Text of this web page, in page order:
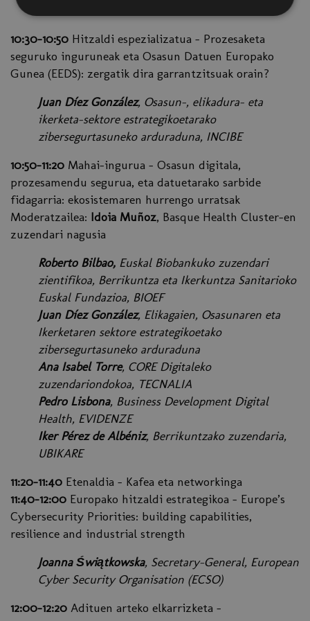
10:30-10:50 Hitzaldi espezializatua - Prozesaketa
seguruko inguruneak eta Osasun Datuen Europako
Gunea (EEDS): zergatik dira garrantzitsuak orain?
Juan Díez González, Osasun-, elikadura- eta
ikerketa-sektore estrategikoetarako
zibersegurtasuneko arduraduna, INCIBE
10:50-11:20 Mahai-ingurua - Osasun digitala,
prozesamendu segurua, eta datuetarako sarbide
fidagarria: ekosistemaren hurrengo urratsak
Moderatzailea: Idoia Muñoz, Basque Health Cluster-en
zuzendari nagusia
Roberto Bilbao, Euskal Biobankuko zuzendari
zientifikoa, Berrikuntza eta Ikerkuntza Sanitarioko
Euskal Fundazioa, BIOEF
Juan Díez González, Elikagaien, Osasunaren eta
Ikerketaren sektore estrategikoetako
zibersegurtasuneko arduraduna
Ana Isabel Torre, CORE Digitaleko
zuzendariondokoa, TECNALIA
Pedro Lisbona, Business Development Digital
Health, EVIDENZE
Iker Pérez de Albéniz, Berrikuntzako zuzendaria,
UBIKARE
11:20-11:40 Etenaldia – Kafea eta networkinga
11:40-12:00 Europako hitzaldi estrategikoa - Europe’s
Cybersecurity Priorities: building capabilities,
resilience and industrial strength
Joanna Świątkowska, Secretary-General, European
Cyber Security Organisation (ECSO)
12:00-12:20 Adituen arteko elkarrizketa -